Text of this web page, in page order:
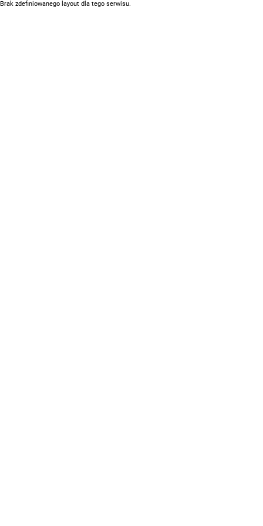
Brak zdefiniowanego layout dla tego serwisu.